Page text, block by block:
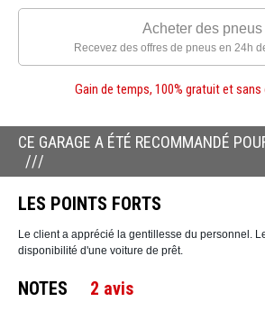
Acheter des pneus
Recevez des offres de pneus en 24h
Gain de temps, 100% gratuit et
CE GARAGE A ÉTÉ RECOMMANDÉ
LES POINTS FORTS
Le client a apprécié la gentillesse du personnel.
disponibilité d'une voiture de prêt.
NOTES 2 avis